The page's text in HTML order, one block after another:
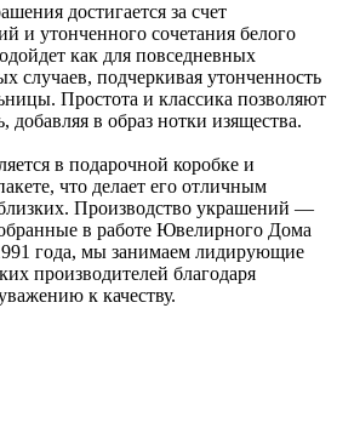
достигается за счет
и утонченного сочетания белого
как для повседневных
случаев, подчеркивая утонченность
Простота и классика позволяют
добавляя в образ нотки изящества.
в подарочной коробке и
что делает его отличным
Производство украшений —
в работе Ювелирного Дома
года, мы занимаем лидирующие
производителей благодаря
к качеству.